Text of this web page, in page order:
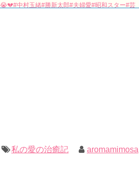
中村玉緒#勝新太郎#夫婦愛#昭和スター#芸
入りする？
ンの蘇生大作戦がスタート Big News TV
人 #차은우
」の意味・使い方について
意味・使い方について
いて
in Seoul Forest (서울숲)
私の愛の治癒記 aromamimosa